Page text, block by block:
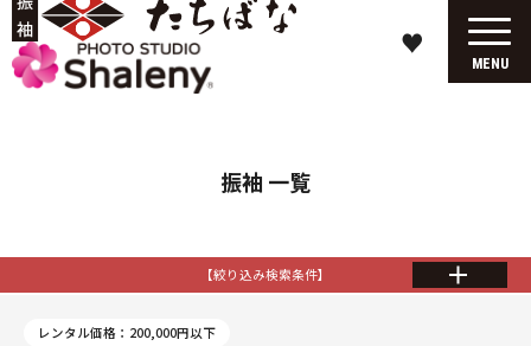
♥
MENU
振袖 一覧
【絞り込み検索条件】
レンタル価格：200,000円以下